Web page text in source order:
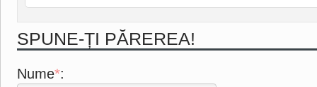
SPUNE-ȚI PĂREREA!
Nume*: